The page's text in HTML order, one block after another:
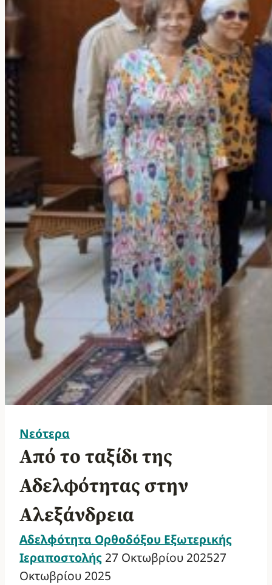
Νεότερα
Από το ταξίδι της
Αδελφότητας στην
Αλεξάνδρεια
Αδελφότητα Ορθοδόξου Εξωτερικής
Ιεραποστολής 27 Οκτωβρίου 202527
Οκτωβρίου 2025